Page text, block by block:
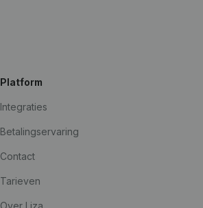
Platform
Integraties
Betalingservaring
Contact
Tarieven
Over Liza